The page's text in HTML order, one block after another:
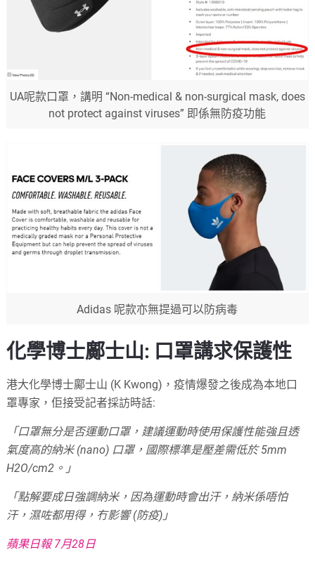
UA呢款口罩，講明 “Non-medical & non-surgical mask, does
not protect against viruses” 即係無防疫功能
Adidas 呢款亦無提過可以防病毒
化學博士鄺士山: 口罩講求保護性
港大化學博士鄺士山 (K Kwong)，疫情爆發之後成為本地口
罩專家，佢接受記者採訪時話:
「口罩無分是否運動口罩，建議運動時使用保護性能強且透
氣度高的納米 (nano) 口罩，國際標準是壓差需低於 5mm
H2O/cm2。」
「點解要成日強調納米，因為運動時會出汗，納米係唔怕
汗，濕咗都用得，冇影響 (防疫)」
蘋果日報 7月28日